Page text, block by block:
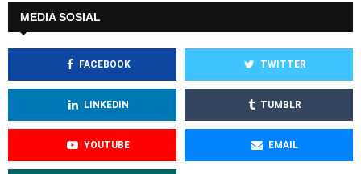
MEDIA SOSIAL
FACEBOOK TWITTER
LINKEDIN TUMBLR
YOUTUBE EMAIL